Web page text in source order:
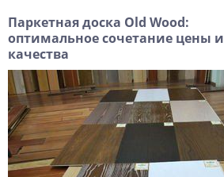
Паркетная доска Old Wood:
оптимальное сочетание цены и
качества